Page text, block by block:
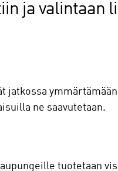
ja valintaan
jatkossa
ne saavutetaan.
tuotetaan